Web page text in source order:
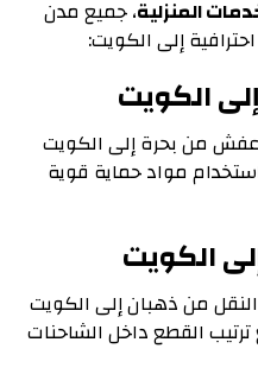
المنزلية، جميع مدن
احترافية إلى الكويت:
الكويت
من بحرة إلى الكويت
مواد حماية قوية
الكويت
من ذهبان إلى الكويت
ترتيب القطع داخل الشاحنات